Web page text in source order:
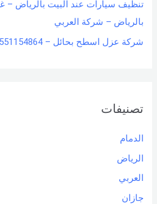
تنظيف سيارات عند البيت بالرياض –
بالرياض – شركة العربي
شركة عزل اسطح بحائل – 0551154864 اتصل بنا – شركة العربي
تصنيفات
الدمام
الرياض
العربي
جازان